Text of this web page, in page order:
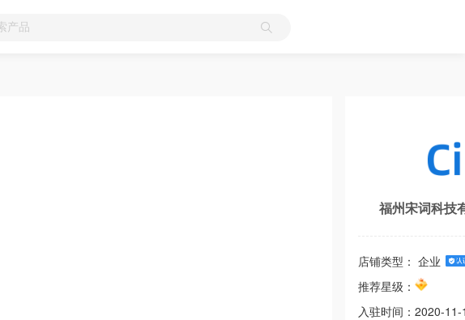
福州宋词科技
店铺类型： 企业
推荐星级：
入驻时间： 2020-11-